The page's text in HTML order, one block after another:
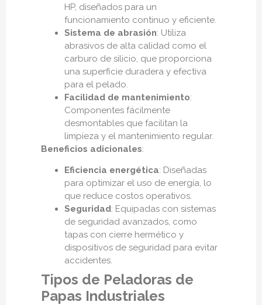
HP, diseñados para un
funcionamiento continuo y eficiente.
Sistema de abrasión: Utiliza
abrasivos de alta calidad como el
carburo de silicio, que proporciona
una superficie duradera y efectiva
para el pelado.
Facilidad de mantenimiento:
Componentes fácilmente
desmontables que facilitan la
limpieza y el mantenimiento regular.
Beneficios adicionales:
Eficiencia energética: Diseñadas
para optimizar el uso de energía, lo
que reduce costos operativos.
Seguridad: Equipadas con sistemas
de seguridad avanzados, como
tapas con cierre hermético y
dispositivos de seguridad para evitar
accidentes.
Tipos de Peladoras de
Papas Industriales